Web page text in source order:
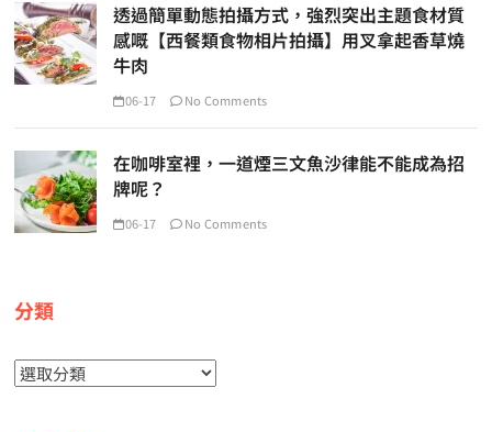
透過簡單動態拍攝方式，強烈突出主題食材質
感嘅【西餐類食物相片拍攝】用叉拿起香草燒
牛肉
06-17 No Comments
在咖啡室裡，一道煙三文魚沙律能不能成為招
牌呢？
06-17 No Comments
分類
分
類